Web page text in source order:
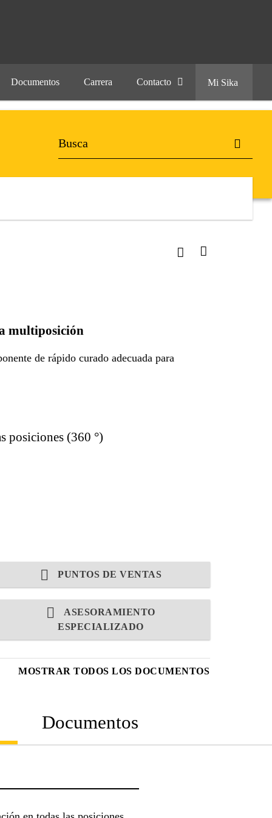
Documentos Carrera Contacto Mi Sika
multiposición
de rápido curado adecuada para
posiciones (360 °)
PUNTOS DE VENTAS
ASESORAMIENTO
ESPECIALIZADO
MOSTRAR TODOS LOS DOCUMENTOS
Documentos